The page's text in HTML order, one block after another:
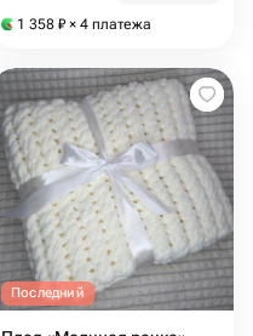
1 358 ₽ × 4 платежа
Последний